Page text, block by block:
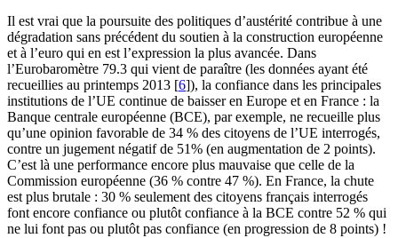
Il est vrai que la poursuite des politiques d’austérité contribue à une
dégradation sans précédent du soutien à la construction européenne
et à l’euro qui en est l’expression la plus avancée. Dans
l’Eurobaromètre 79.3 qui vient de paraître (les données ayant été
recueillies au printemps 2013 [6]), la confiance dans les principales
institutions de l’UE continue de baisser en Europe et en France : la
Banque centrale européenne (BCE), par exemple, ne recueille plus
qu’une opinion favorable de 34 % des citoyens de l’UE interrogés,
contre un jugement négatif de 51% (en augmentation de 2 points).
C’est là une performance encore plus mauvaise que celle de la
Commission européenne (36 % contre 47 %). En France, la chute
est plus brutale : 30 % seulement des citoyens français interrogés
font encore confiance ou plutôt confiance à la BCE contre 52 % qui
ne lui font pas ou plutôt pas confiance (en progression de 8 points) !